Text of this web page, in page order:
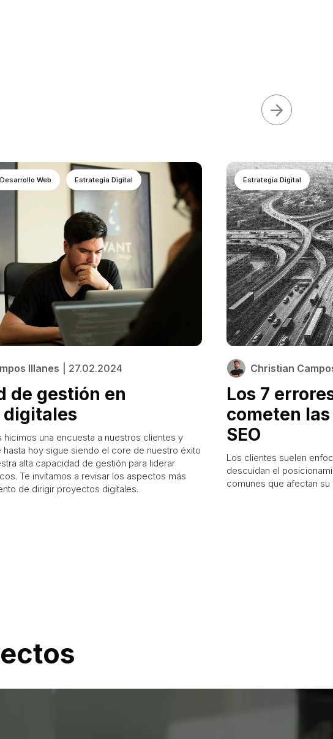
Desarrollo Web Estrategia Digital
Illanes | 27.02.2024
de gestión en
digitales
hicimos una encuesta a nuestros clientes y
hoy sigue siendo el core de nuestro éxito
alta capacidad de gestión para liderar
Te invitamos a revisar los aspectos más
de dirigir proyectos digitales.
Estrategia Digital
Christian
Los 7
cometen
SEO
Los clientes suelen
descuidan el
comunes que afectan